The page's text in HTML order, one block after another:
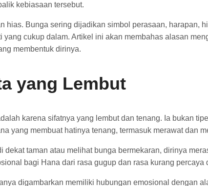
kebiasaan tersebut.
hias. Bunga sering dijadikan simbol perasaan, harapan,
cukup dalam. Artikel ini akan membahas alasan
membentuk dirinya.
yang Lembut
karena sifatnya yang lembut dan tenang. Ia bukan
yang membuat hatinya tenang, termasuk merawat dan
taman atau melihat bunga bermekaran, dirinya
bagi Hana dari rasa gugup dan rasa kurang percaya
digambarkan memiliki hubungan emosional dengan